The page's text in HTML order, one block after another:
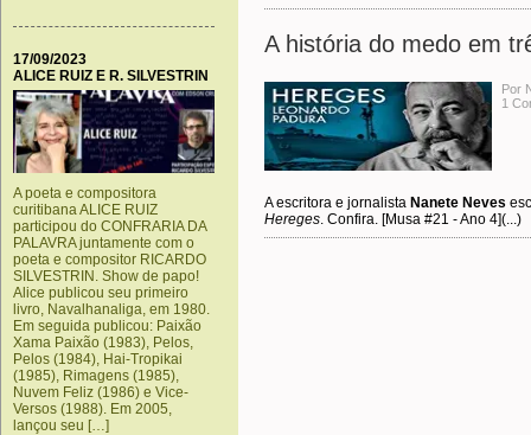
17/09/2023
ALICE RUIZ E R. SILVESTRIN
A poeta e compositora
curitibana ALICE RUIZ
participou do CONFRARIA DA
PALAVRA juntamente com o
poeta e compositor RICARDO
SILVESTRIN. Show de papo!
Alice publicou seu primeiro
livro, Navalhanaliga, em 1980.
Em seguida publicou: Paixão
Xama Paixão (1983), Pelos,
Pelos (1984), Hai-Tropikai
(1985), Rimagens (1985),
Nuvem Feliz (1986) e Vice-
Versos (1988). Em 2005,
lançou seu […]
A história do medo em
Por
1
A escritora e jornalista Nanete Neves
Hereges. Confira. [Musa #21 - Ano 4](...)